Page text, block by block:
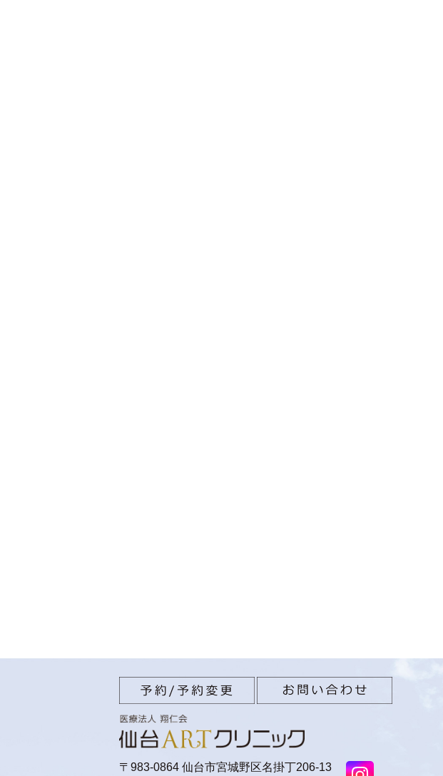
〒983-0864 仙台市宮城野区名掛丁206-13